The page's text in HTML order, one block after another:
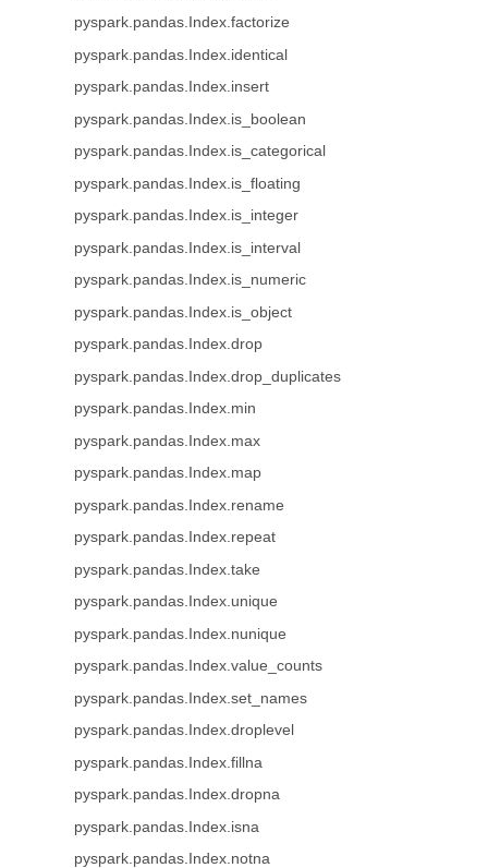
pyspark.pandas.Index.factorize
pyspark.pandas.Index.identical
pyspark.pandas.Index.insert
pyspark.pandas.Index.is_boolean
pyspark.pandas.Index.is_categorical
pyspark.pandas.Index.is_floating
pyspark.pandas.Index.is_integer
pyspark.pandas.Index.is_interval
pyspark.pandas.Index.is_numeric
pyspark.pandas.Index.is_object
pyspark.pandas.Index.drop
pyspark.pandas.Index.drop_duplicates
pyspark.pandas.Index.min
pyspark.pandas.Index.max
pyspark.pandas.Index.map
pyspark.pandas.Index.rename
pyspark.pandas.Index.repeat
pyspark.pandas.Index.take
pyspark.pandas.Index.unique
pyspark.pandas.Index.nunique
pyspark.pandas.Index.value_counts
pyspark.pandas.Index.set_names
pyspark.pandas.Index.droplevel
pyspark.pandas.Index.fillna
pyspark.pandas.Index.dropna
pyspark.pandas.Index.isna
pyspark.pandas.Index.notna